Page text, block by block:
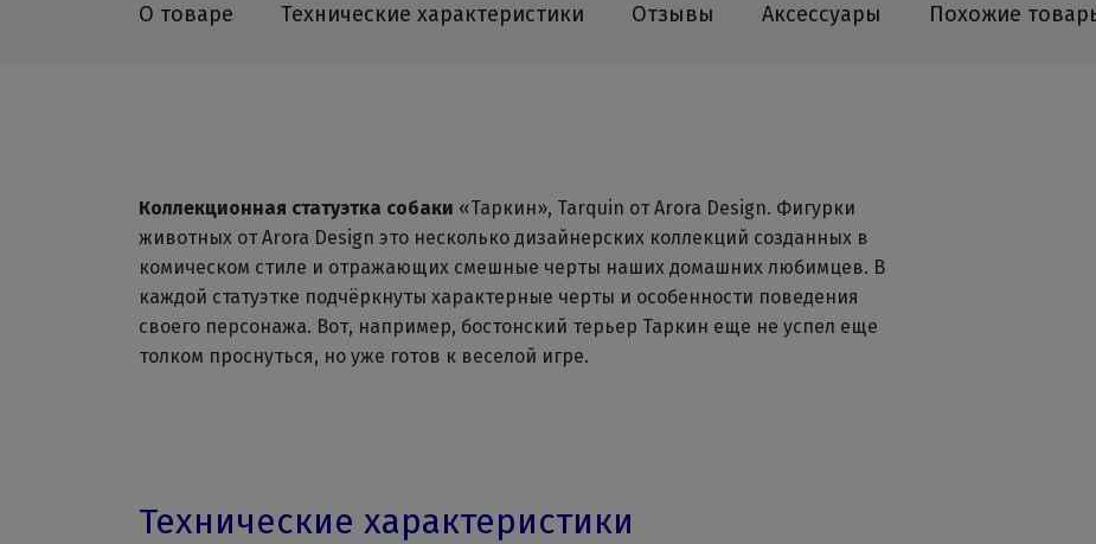
О товаре Технические характеристики Отзывы Аксессуары Похожие
Коллекционная статуэтка собаки «Таркин», Tarquin от Arora Design. Фигурки
животных от Arora Design это несколько дизайнерских коллекций созданных в
комическом стиле и отражающих смешные черты наших домашних любимцев. В
каждой статуэтке подчёркнуты характерные черты и особенности поведения
своего персонажа. Вот, например, бостонский терьер Таркин еще не успел еще
толком проснуться, но уже готов к веселой игре.
Технические характеристики